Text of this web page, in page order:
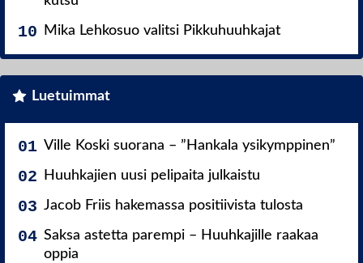
Mika Lehkosuo valitsi Pikkuhuuhkajat
Luetuimmat
Ville Koski suorana – ”Hankala ysikymppinen”
Huuhkajien uusi pelipaita julkaistu
Jacob Friis hakemassa positiivista tulosta
Saksa astetta parempi – Huuhkajille raakaa
oppia